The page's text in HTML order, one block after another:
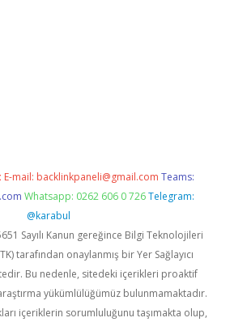
E-mail: backlinkpaneli@gmail.com Teams:
Whatsapp: 0262 606 0 726 Telegram:
@karabul
Sayılı Kanun gereğince Bilgi Teknolojileri
tarafından onaylanmış bir Yer Sağlayıcı
Bu nedenle, sitedeki içerikleri proaktif
yükümlülüğümüz bulunmamaktadır.
içeriklerin sorumluluğunu taşımakta olup,